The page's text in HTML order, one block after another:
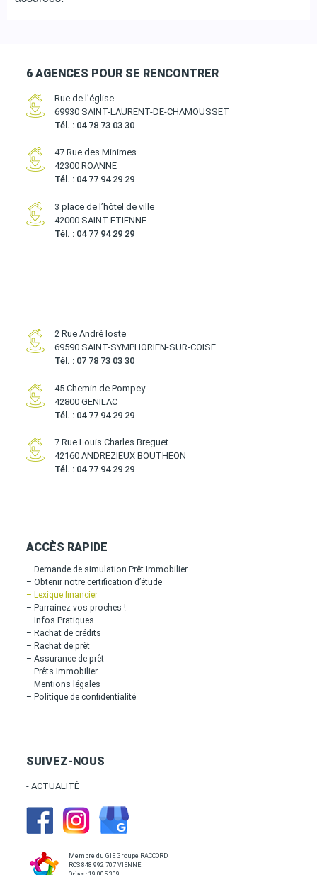
6 AGENCES POUR SE RENCONTRER
Rue de l’église
69930 SAINT-LAURENT-DE-CHAMOUSSET
Tél. : 04 78 73 03 30
47 Rue des Minimes
42300 ROANNE
Tél. : 04 77 94 29 29
3 place de l’hôtel de ville
42000 SAINT-ETIENNE
Tél. : 04 77 94 29 29
2 Rue André loste
69590 SAINT-SYMPHORIEN-SUR-COISE
Tél. : 07 78 73 03 30
45 Chemin de Pompey
42800 GENILAC
Tél. : 04 77 94 29 29
7 Rue Louis Charles Breguet
42160 ANDREZIEUX BOUTHEON
Tél. : 04 77 94 29 29
ACCÈS RAPIDE
– Demande de simulation Prêt Immobilier
– Obtenir notre certification d’étude
– Lexique financier
– Parrainez vos proches !
– Infos Pratiques
– Rachat de crédits
– Rachat de prêt
– Assurance de prêt
– Prêts Immobilier
– Mentions légales
– Politique de confidentialité
SUIVEZ-NOUS
- ACTUALITÉ
Membre du GIE Groupe RACCORD
RCS 848 992 707 VIENNE